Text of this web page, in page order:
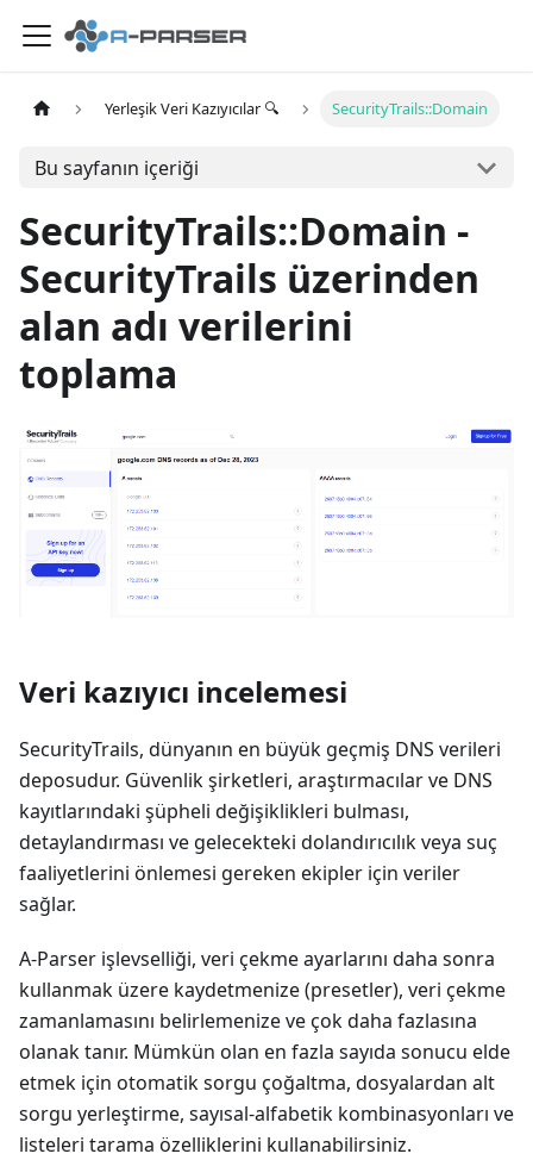
Yerleşik Veri Kazıyıcılar 🔍 SecurityTrails::Domain
Bu sayfanın içeriği
SecurityTrails::Domain -
SecurityTrails üzerinden
alan adı verilerini
toplama
Veri kazıyıcı incelemesi
SecurityTrails, dünyanın en büyük geçmiş DNS verileri
deposudur. Güvenlik şirketleri, araştırmacılar ve DNS
kayıtlarındaki şüpheli değişiklikleri bulması,
detaylandırması ve gelecekteki dolandırıcılık veya suç
faaliyetlerini önlemesi gereken ekipler için veriler
sağlar.
A-Parser işlevselliği, veri çekme ayarlarını daha sonra
kullanmak üzere kaydetmenize (presetler), veri çekme
zamanlamasını belirlemenize ve çok daha fazlasına
olanak tanır. Mümkün olan en fazla sayıda sonucu elde
etmek için otomatik sorgu çoğaltma, dosyalardan alt
sorgu yerleştirme, sayısal-alfabetik kombinasyonları ve
listeleri tarama özelliklerini kullanabilirsiniz.